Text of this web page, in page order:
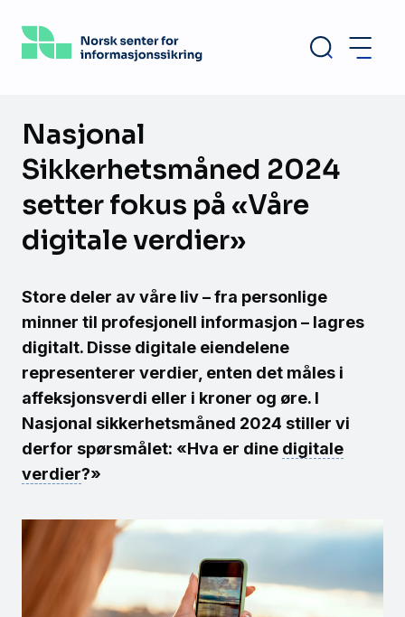
hovedinnhold
Nasjonal
Sikkerhetsmåned 2024
setter fokus på «Våre
digitale verdier»
Store deler av våre liv – fra personlige
minner til profesjonell informasjon – lagres
digitalt. Disse digitale eiendelene
representerer verdier, enten det måles i
affeksjonsverdi eller i kroner og øre. I
Nasjonal sikkerhetsmåned 2024 stiller vi
derfor spørsmålet: «Hva er dine digitale
verdier?»